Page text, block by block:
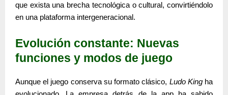
que exista una brecha tecnológica o cultural, convirtiéndolo
en una plataforma intergeneracional.
Evolución constante: Nuevas
funciones y modos de juego
Aunque el juego conserva su formato clásico, Ludo Kingha